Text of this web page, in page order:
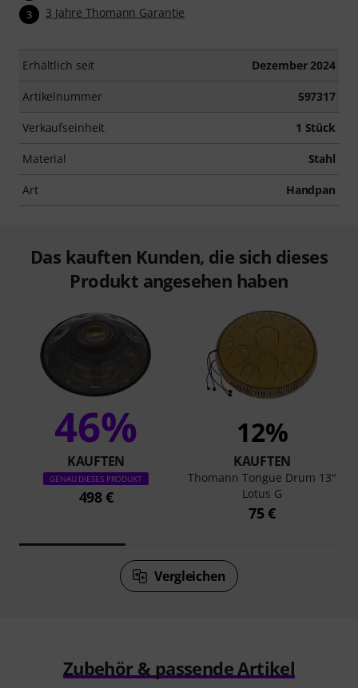
3 3 Jahre Thomann Garantie
Erhältlich seit Dezember 2024
Artikelnummer 597317
Verkaufseinheit 1 Stück
Material Stahl
Art Handpan
Das kauften Kunden, die sich dieses
Produkt angesehen haben
46%
KAUFTEN
GENAU DIESES PRODUKT
498 €
12%
KAUFTEN
Thomann Tongue Drum 13"
Lotus G
75 €
Vergleichen
Zubehör & passende Artikel